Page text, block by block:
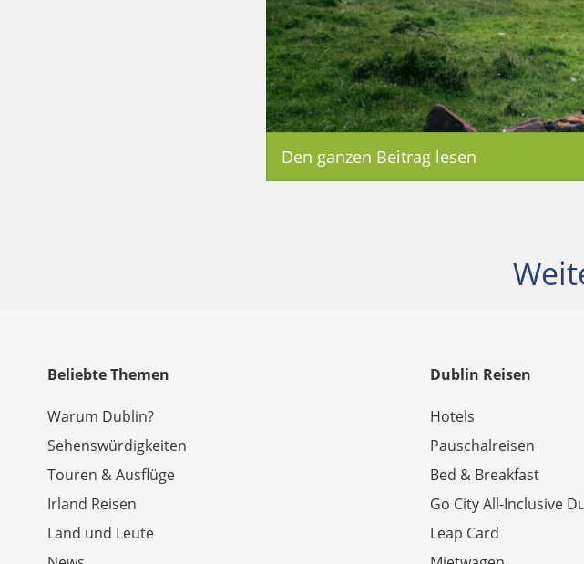
Den ganzen Beitrag lesen
Beliebte Themen
Warum Dublin?
Sehenswürdigkeiten
Touren & Ausflüge
Irland Reisen
Land und Leute
Dublin Reisen
Hotels
Pauschalreisen
Bed & Breakfast
Go City All-Inclusive
Leap Card